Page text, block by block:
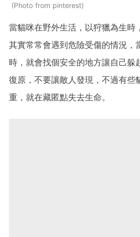
Photo from pinterest
當貓咪在野外生活，以狩獵為生時
其實常常會遇到危險受傷的情況，
時，就會找個安全的地方讓自己躲
復原，不要讓敵人發現，不過有些
重，就在藏匿點失去生命。